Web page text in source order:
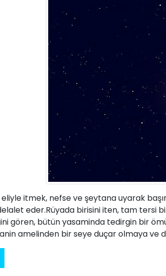
eliyle itmek, nefse ve şeytana uyarak
eder.Rüyada birisini iten, tam tersi
gören, bütün yasaminda tedirgin bir
amelinden bir seye duçar olmaya ve